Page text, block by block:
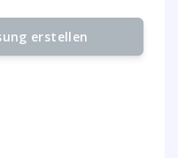
erstellen